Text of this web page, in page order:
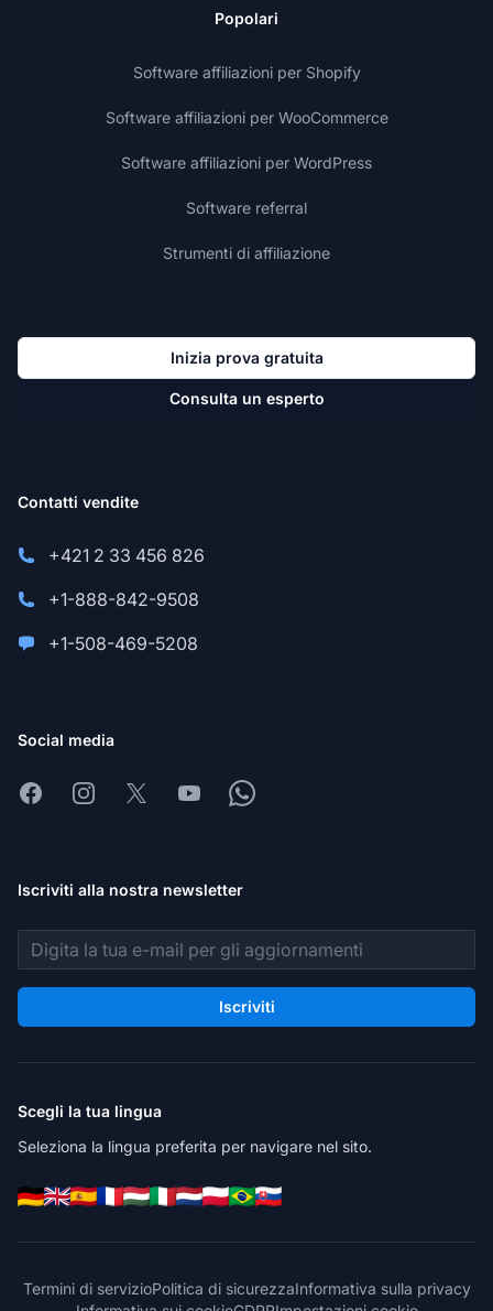
Popolari
Software affiliazioni per Shopify
Software affiliazioni per WooCommerce
Software affiliazioni per WordPress
Software referral
Strumenti di affiliazione
Inizia prova gratuita
Consulta un esperto
Contatti vendite
+421 2 33 456 826
+1-888-842-9508
+1-508-469-5208
Social media
FacebookInstagram
X YoutubeWhatsapp
Iscriviti alla nostra newsletter
Indirizzo email
Iscriviti
Scegli la tua lingua
Seleziona la lingua preferita per navigare nel sito.
Termini di servizioPolitica di sicurezzaInformativa sulla privacy